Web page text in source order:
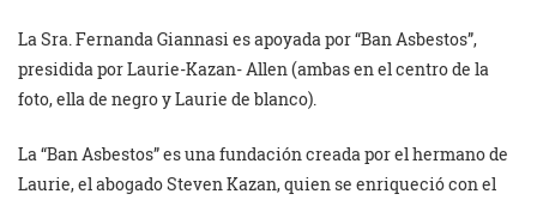
La Sra. Fernanda Giannasi es apoyada por “Ban Asbestos”,
presidida por Laurie-Kazan- Allen (ambas en el centro de la
foto, ella de negro y Laurie de blanco).
La “Ban Asbestos” es una fundación creada por el hermano de
Laurie, el abogado Steven Kazan, quien se enriqueció con el